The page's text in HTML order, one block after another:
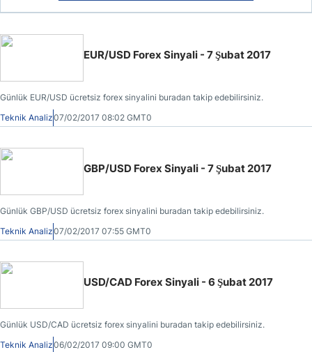
EUR/USD Forex Sinyali - 7 Şubat 2017
Günlük EUR/USD ücretsiz forex sinyalini buradan takip edebilirsiniz.
Teknik Analiz07/02/2017 08:02 GMT0
GBP/USD Forex Sinyali - 7 Şubat 2017
Günlük GBP/USD ücretsiz forex sinyalini buradan takip edebilirsiniz.
Teknik Analiz07/02/2017 07:55 GMT0
USD/CAD Forex Sinyali - 6 Şubat 2017
Günlük USD/CAD ücretsiz forex sinyalini buradan takip edebilirsiniz.
Teknik Analiz06/02/2017 09:00 GMT0